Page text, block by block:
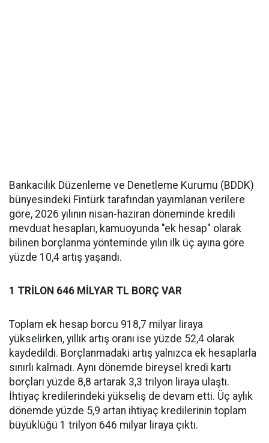
Bankacılık Düzenleme ve Denetleme Kurumu (BDDK)
bünyesindeki Fintürk tarafından yayımlanan verilere
göre, 2026 yılının nisan-haziran döneminde kredili
mevduat hesapları, kamuoyunda "ek hesap" olarak
bilinen borçlanma yönteminde yılın ilk üç ayına göre
yüzde 10,4 artış yaşandı.
1 TRİLON 646 MİLYAR TL BORÇ VAR
Toplam ek hesap borcu 918,7 milyar liraya
yükselirken, yıllık artış oranı ise yüzde 52,4 olarak
kaydedildi. Borçlanmadaki artış yalnızca ek hesaplarla
sınırlı kalmadı. Aynı dönemde bireysel kredi kartı
borçları yüzde 8,8 artarak 3,3 trilyon liraya ulaştı.
İhtiyaç kredilerindeki yükseliş de devam etti. Üç aylık
dönemde yüzde 5,9 artan ihtiyaç kredilerinin toplam
büyüklüğü 1 trilyon 646 milyar liraya çıktı.